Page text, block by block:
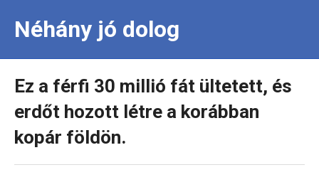
Néhány jó dolog
Ez a férfi 30 millió fát ültetett, és
erdőt hozott létre a korábban
kopár földön.